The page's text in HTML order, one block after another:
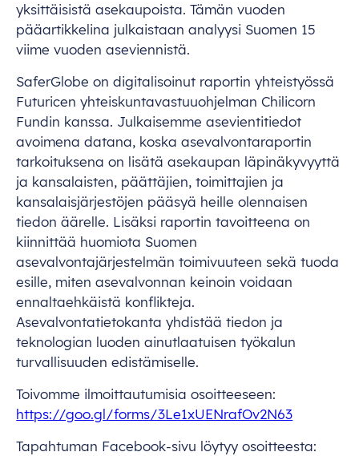
yksittäisistä asekaupoista. Tämän vuoden
pääartikkelina julkaistaan analyysi Suomen 15
viime vuoden aseviennistä.
SaferGlobe on digitalisoinut raportin yhteistyössä
Futuricen yhteiskuntavastuuohjelman Chilicorn
Fundin kanssa. Julkaisemme asevientitiedot
avoimena datana, koska asevalvontaraportin
tarkoituksena on lisätä asekaupan läpinäkyvyyttä
ja kansalaisten, päättäjien, toimittajien ja
kansalaisjärjestöjen pääsyä heille olennaisen
tiedon äärelle. Lisäksi raportin tavoitteena on
kiinnittää huomiota Suomen
asevalvontajärjestelmän toimivuuteen sekä tuoda
esille, miten asevalvonnan keinoin voidaan
ennaltaehkäistä konflikteja.
Asevalvontatietokanta yhdistää tiedon ja
teknologian luoden ainutlaatuisen työkalun
turvallisuuden edistämiselle.
Toivomme ilmoittautumisia osoitteeseen:
https://goo.gl/forms/3Le1xUENrafOv2N63
Tapahtuman Facebook-sivu löytyy osoitteesta: